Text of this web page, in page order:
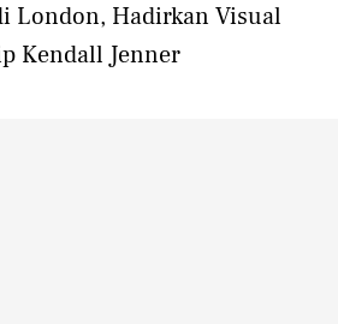
London, Hadirkan Visual
Kendall Jenner